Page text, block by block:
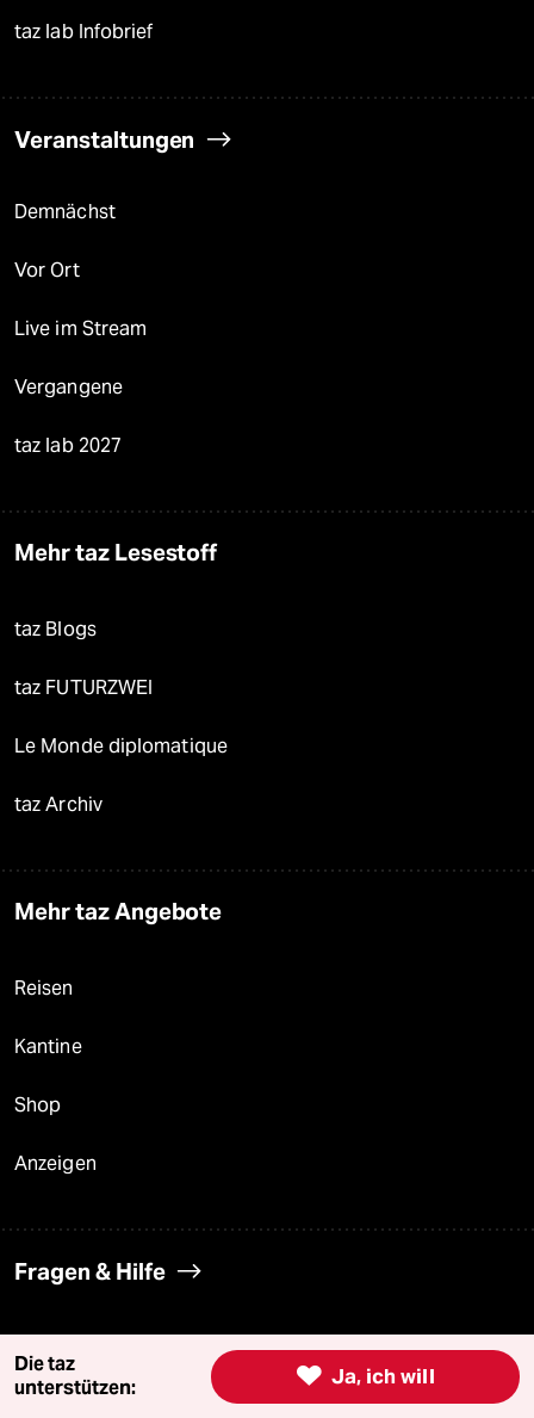
taz lab Infobrief
Veranstaltungen
Demnächst
Vor Ort
Live im Stream
Vergangene
taz lab 2027
Mehr taz Lesestoff
taz Blogs
taz FUTURZWEI
Le Monde diplomatique
taz Archiv
Mehr taz Angebote
Reisen
Kantine
Shop
Anzeigen
Fragen & Hilfe
Aboservice
 Ja, ich will
Die taz
unterstützen: